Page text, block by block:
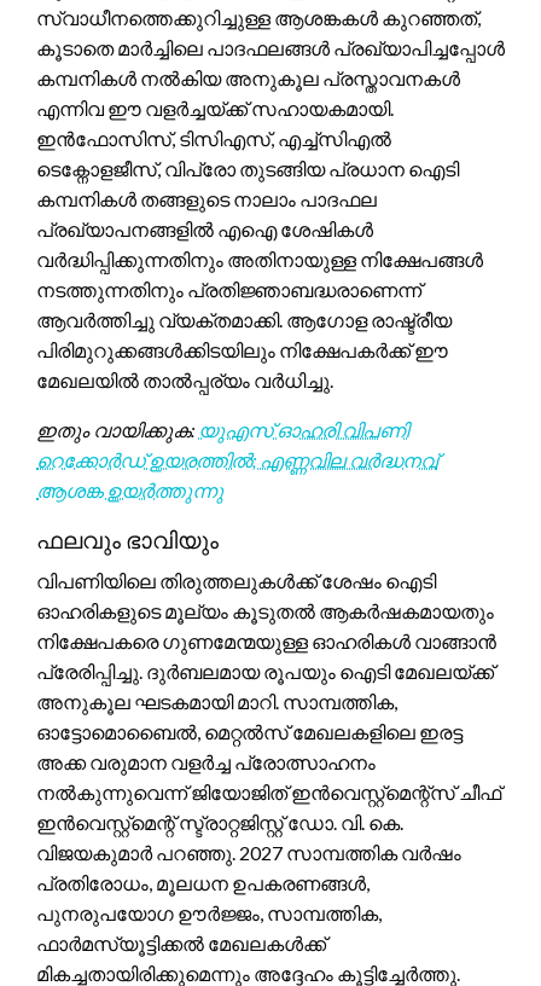
സ്വാധീനത്തെക്കുറിച്ചുള്ള ആശങ്കകൾ കുറഞ്ഞത്,
കൂടാതെ മാർച്ചിലെ പാദഫലങ്ങൾ പ്രഖ്യാപിച്ചപ്പോൾ
കമ്പനികൾ നൽകിയ അനുകൂല പ്രസ്താവനകൾ
എന്നിവ ഈ വളർച്ചയ്ക്ക് സഹായകമായി.
ഇൻഫോസിസ്, ടിസിഎസ്, എച്ച്സിഎൽ
ടെക്നോളജീസ്, വിപ്രോ തുടങ്ങിയ പ്രധാന ഐടി
കമ്പനികൾ തങ്ങളുടെ നാലാം പാദഫല
പ്രഖ്യാപനങ്ങളിൽ എഐ ശേഷികൾ
വർദ്ധിപ്പിക്കുന്നതിനും അതിനായുള്ള നിക്ഷേപങ്ങൾ
നടത്തുന്നതിനും പ്രതിജ്ഞാബദ്ധരാണെന്ന്
ആവർത്തിച്ചു വ്യക്തമാക്കി. ആഗോള രാഷ്ട്രീയ
പിരിമുറുക്കങ്ങൾക്കിടയിലും നിക്ഷേപകർക്ക് ഈ
മേഖലയിൽ താൽപ്പര്യം വർധിച്ചു.
ഇതും വായിക്കുക: യുഎസ് ഓഹരി വിപണി
റെക്കോർഡ് ഉയരത്തിൽ; എണ്ണവില വർദ്ധനവ്
ആശങ്ക ഉയർത്തുന്നു
ഫലവും ഭാവിയും
വിപണിയിലെ തിരുത്തലുകൾക്ക് ശേഷം ഐടി
ഓഹരികളുടെ മൂല്യം കൂടുതൽ ആകർഷകമായതും
നിക്ഷേപകരെ ഗുണമേന്മയുള്ള ഓഹരികൾ വാങ്ങാൻ
പ്രേരിപ്പിച്ചു. ദുർബലമായ രൂപയും ഐടി മേഖലയ്ക്ക്
അനുകൂല ഘടകമായി മാറി. സാമ്പത്തിക,
ഓട്ടോമൊബൈൽ, മെറ്റൽസ് മേഖലകളിലെ ഇരട്ട
അക്ക വരുമാന വളർച്ച പ്രോത്സാഹനം
നൽകുന്നുവെന്ന് ജിയോജിത് ഇൻവെസ്റ്റ്മെന്റ്സ് ചീഫ്
ഇൻവെസ്റ്റ്മെന്റ് സ്ട്രാറ്റജിസ്റ്റ് ഡോ. വി. കെ.
വിജയകുമാർ പറഞ്ഞു. 2027 സാമ്പത്തിക വർഷം
പ്രതിരോധം, മൂലധന ഉപകരണങ്ങൾ,
പുനരുപയോഗ ഊർജ്ജം, സാമ്പത്തിക,
ഫാർമസ്യൂട്ടിക്കൽ മേഖലകൾക്ക്
മികച്ചതായിരിക്കുമെന്നും അദ്ദേഹം കൂട്ടിച്ചേർത്തു.